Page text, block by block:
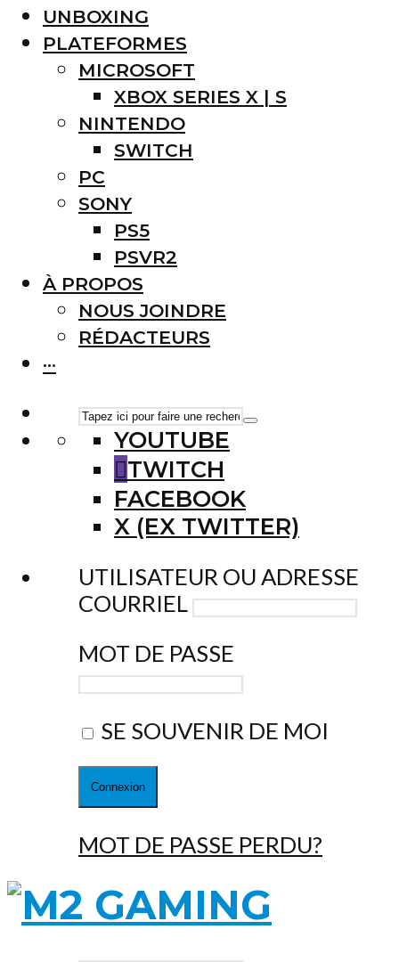
UNBOXING
PLATEFORMES
MICROSOFT
XBOX SERIES X | S
NINTENDO
SWITCH
PC
SONY
PS5
PSVR2
À PROPOS
NOUS JOINDRE
RÉDACTEURS
···
YOUTUBE
TWITCH
FACEBOOK
X (EX TWITTER)
UTILISATEUR OU ADRESSE
COURRIEL
MOT DE PASSE
SE SOUVENIR DE MOI
MOT DE PASSE PERDU?